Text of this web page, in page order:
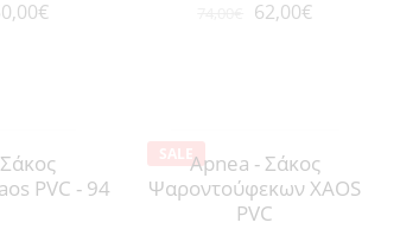
€ 62,00€
PVC - 94
SALEApnea - Σάκος
Ψαροντούφεκων XAOS
PVC